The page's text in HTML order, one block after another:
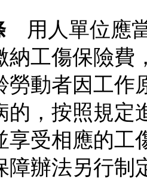
用人單位應
納工傷保險費
勞動者因工作
的，按照規定
享受相應的工
障辦法另行制